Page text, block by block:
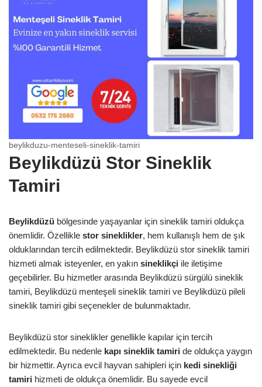
beylikduzu-menteseli-sineklik-tamiri
Beylikdüzü Stor Sineklik
Tamiri
Beylikdüzü bölgesinde yaşayanlar için sineklik tamiri oldukça
önemlidir. Özellikle stor sineklikler, hem kullanışlı hem de şık
olduklarından tercih edilmektedir. Beylikdüzü stor sineklik tamiri
hizmeti almak isteyenler, en yakın sineklikçi ile iletişime
geçebilirler. Bu hizmetler arasında Beylikdüzü sürgülü sineklik
tamiri, Beylikdüzü menteşeli sineklik tamiri ve Beylikdüzü pileli
sineklik tamiri gibi seçenekler de bulunmaktadır.
Beylikdüzü stor sineklikler genellikle kapılar için tercih
edilmektedir. Bu nedenle kapı sineklik tamiri de oldukça yaygın
bir hizmettir. Ayrıca evcil hayvan sahipleri için kedi sinekliği
tamiri hizmeti de oldukça önemlidir. Bu sayede evcil